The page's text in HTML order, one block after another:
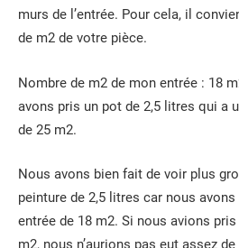
murs de l’entrée. Pour cela, il
de m2 de votre pièce.
Nombre de m2 de mon entrée : 18
avons pris un pot de 2,5 litres qui a
de 25 m2.
Nous avons bien fait de voir plus
peinture de 2,5 litres car nous
entrée de 18 m2. Si nous avions
m2, nous n’aurions pas eut assez